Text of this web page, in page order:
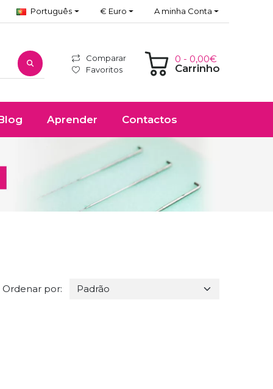
Português € Euro A minha Conta
Comparar
Favoritos
Carrinho
0 - 0,00€
Aprender Contactos
Ordenar por: